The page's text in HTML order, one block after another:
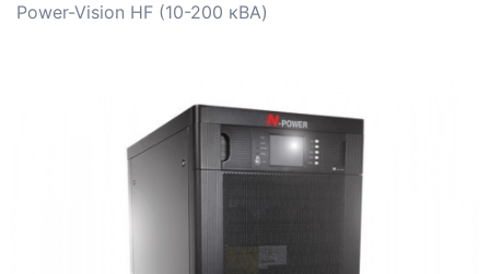
Power-Vision HF (10-200 кВА)